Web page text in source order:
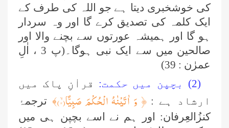
کی خوشخبری دیتا ہے جو اللہ کی طرف کے
ایک کلمہ کی تصدیق کرے گا اور وہ سردار
ہو گا اور ہمیشہ عورتوں سے بچنے والا اور
صالحین میں سے ایک نبی ہوگا۔(پ 3 ، اٰلِ
عمرٰن : 39)
(2) بچپن میں حکمت:
قراٰنِ پاک میں
ارشاد ہے : ﴿ وَ اٰتَیْنٰهُ الْحُكْمَ صَبِیًّاۙ(۱۲)﴾ ترجمۂ
کنزُالعِرفان: اور ہم نے اسے بچپن ہی میں